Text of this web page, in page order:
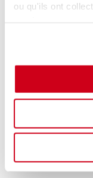
ou qu'ils ont
ans